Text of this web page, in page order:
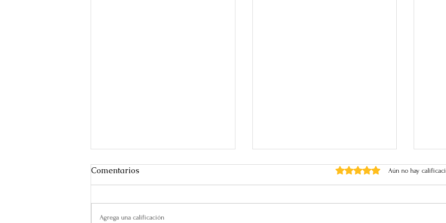
Comentarios Obtuvo 0 de 5 estrellas.
Aún no hay
Agrega una calificación